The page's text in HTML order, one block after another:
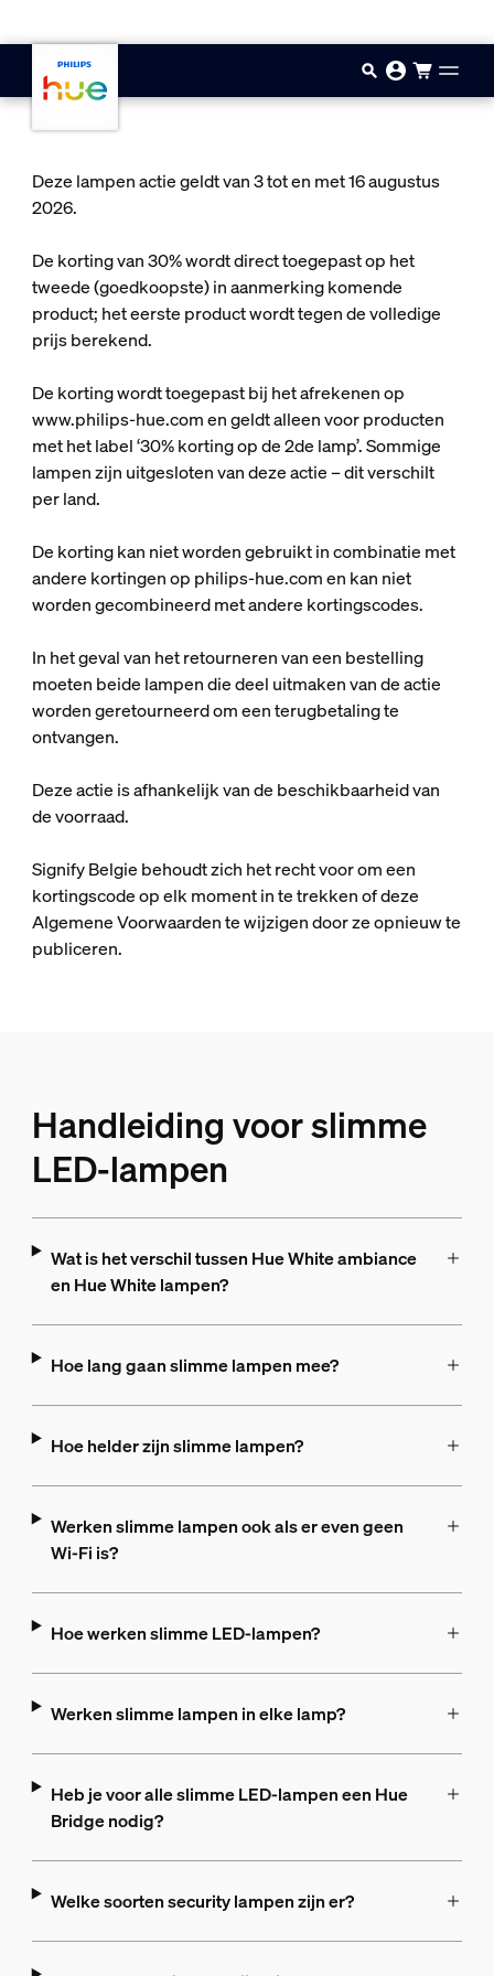
Deze lampen actie geldt van 3 tot en met 16 augustus
2026.
De korting van 30% wordt direct toegepast op het
tweede (goedkoopste) in aanmerking komende
product; het eerste product wordt tegen de volledige
prijs berekend.
De korting wordt toegepast bij het afrekenen op
www.philips-hue.com en geldt alleen voor producten
met het label ‘30% korting op de 2de lamp’. Sommige
lampen zijn uitgesloten van deze actie – dit verschilt
per land.
De korting kan niet worden gebruikt in combinatie met
andere kortingen op philips-hue.com en kan niet
worden gecombineerd met andere kortingscodes.
In het geval van het retourneren van een bestelling
moeten beide lampen die deel uitmaken van de actie
worden geretourneerd om een terugbetaling te
ontvangen.
Deze actie is afhankelijk van de beschikbaarheid van
de voorraad.
Signify Belgie behoudt zich het recht voor om een
kortingscode op elk moment in te trekken of deze
Algemene Voorwaarden te wijzigen door ze opnieuw te
publiceren.
Handleiding voor slimme
LED-lampen
Wat is het verschil tussen Hue White ambiance
en Hue White lampen?
Hoe lang gaan slimme lampen mee?
Hoe helder zijn slimme lampen?
Werken slimme lampen ook als er even geen
Wi-Fi is?
Hoe werken slimme LED-lampen?
Werken slimme lampen in elke lamp?
Heb je voor alle slimme LED-lampen een Hue
Bridge nodig?
Welke soorten security lampen zijn er?